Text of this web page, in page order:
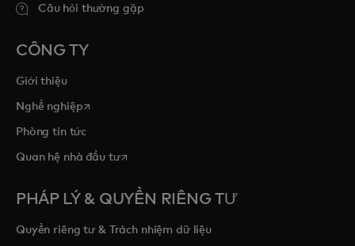
Câu hỏi thường gặp
CÔNG TY
Giới thiệu
Nghề nghiệpopens in a new tab
Phòng tin tức
Quan hệ nhà đầu tưopens in a new tab
PHÁP LÝ & QUYỀN RIÊNG TƯ
Quyền riêng tư & Trách nhiệm dữ liệu